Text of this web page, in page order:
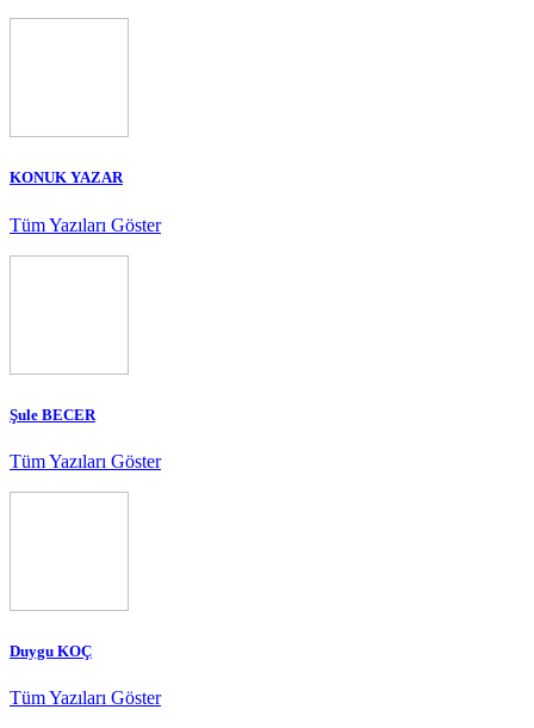
KONUK YAZAR
Tüm Yazıları Göster
Şule BECER
Tüm Yazıları Göster
Duygu KOÇ
Tüm Yazıları Göster